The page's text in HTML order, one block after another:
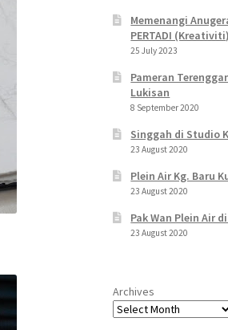
Memenangi
PERTADI (Kreativiti)
25 July 2023
Pameran
Lukisan
8 September 2020
Singgah di Studio
23 August 2020
Plein Air Kg. Baru
23 August 2020
Pak Wan Plein Air di
23 August 2020
Archives